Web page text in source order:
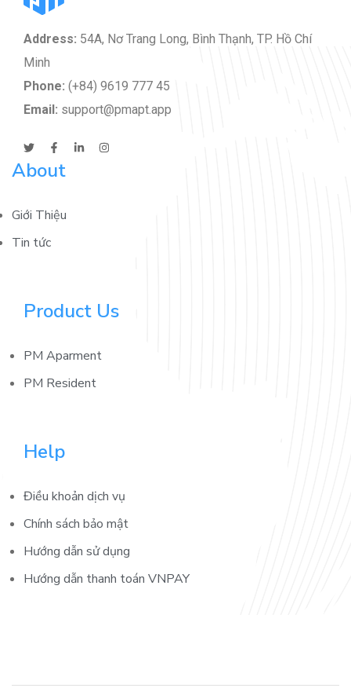
Address: 54A, Nơ Trang Long, Bình Thạnh, TP. Hồ Chí
Minh
Phone: (+84) 9619 777 45
Email: support@pmapt.app
About
Giới Thiệu
Tin tức
Product Us
PM Aparment
PM Resident
Help
Điều khoản dịch vụ
Chính sách bảo mật
Hướng dẫn sử dụng
Hướng dẫn thanh toán VNPAY